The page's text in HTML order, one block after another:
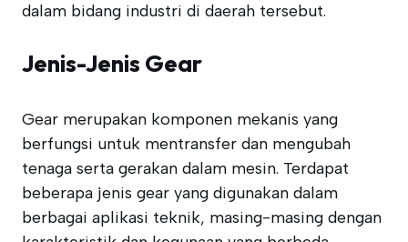
dalam bidang industri di daerah tersebut.
Jenis-Jenis Gear
Gear merupakan komponen mekanis yang
berfungsi untuk mentransfer dan mengubah
tenaga serta gerakan dalam mesin. Terdapat
beberapa jenis gear yang digunakan dalam
berbagai aplikasi teknik, masing-masing dengan